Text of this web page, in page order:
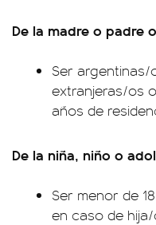
De la madre o padre
Ser argentinas/
extranjeras/os
años de
De la niña, niño o
Ser menor de
en caso de